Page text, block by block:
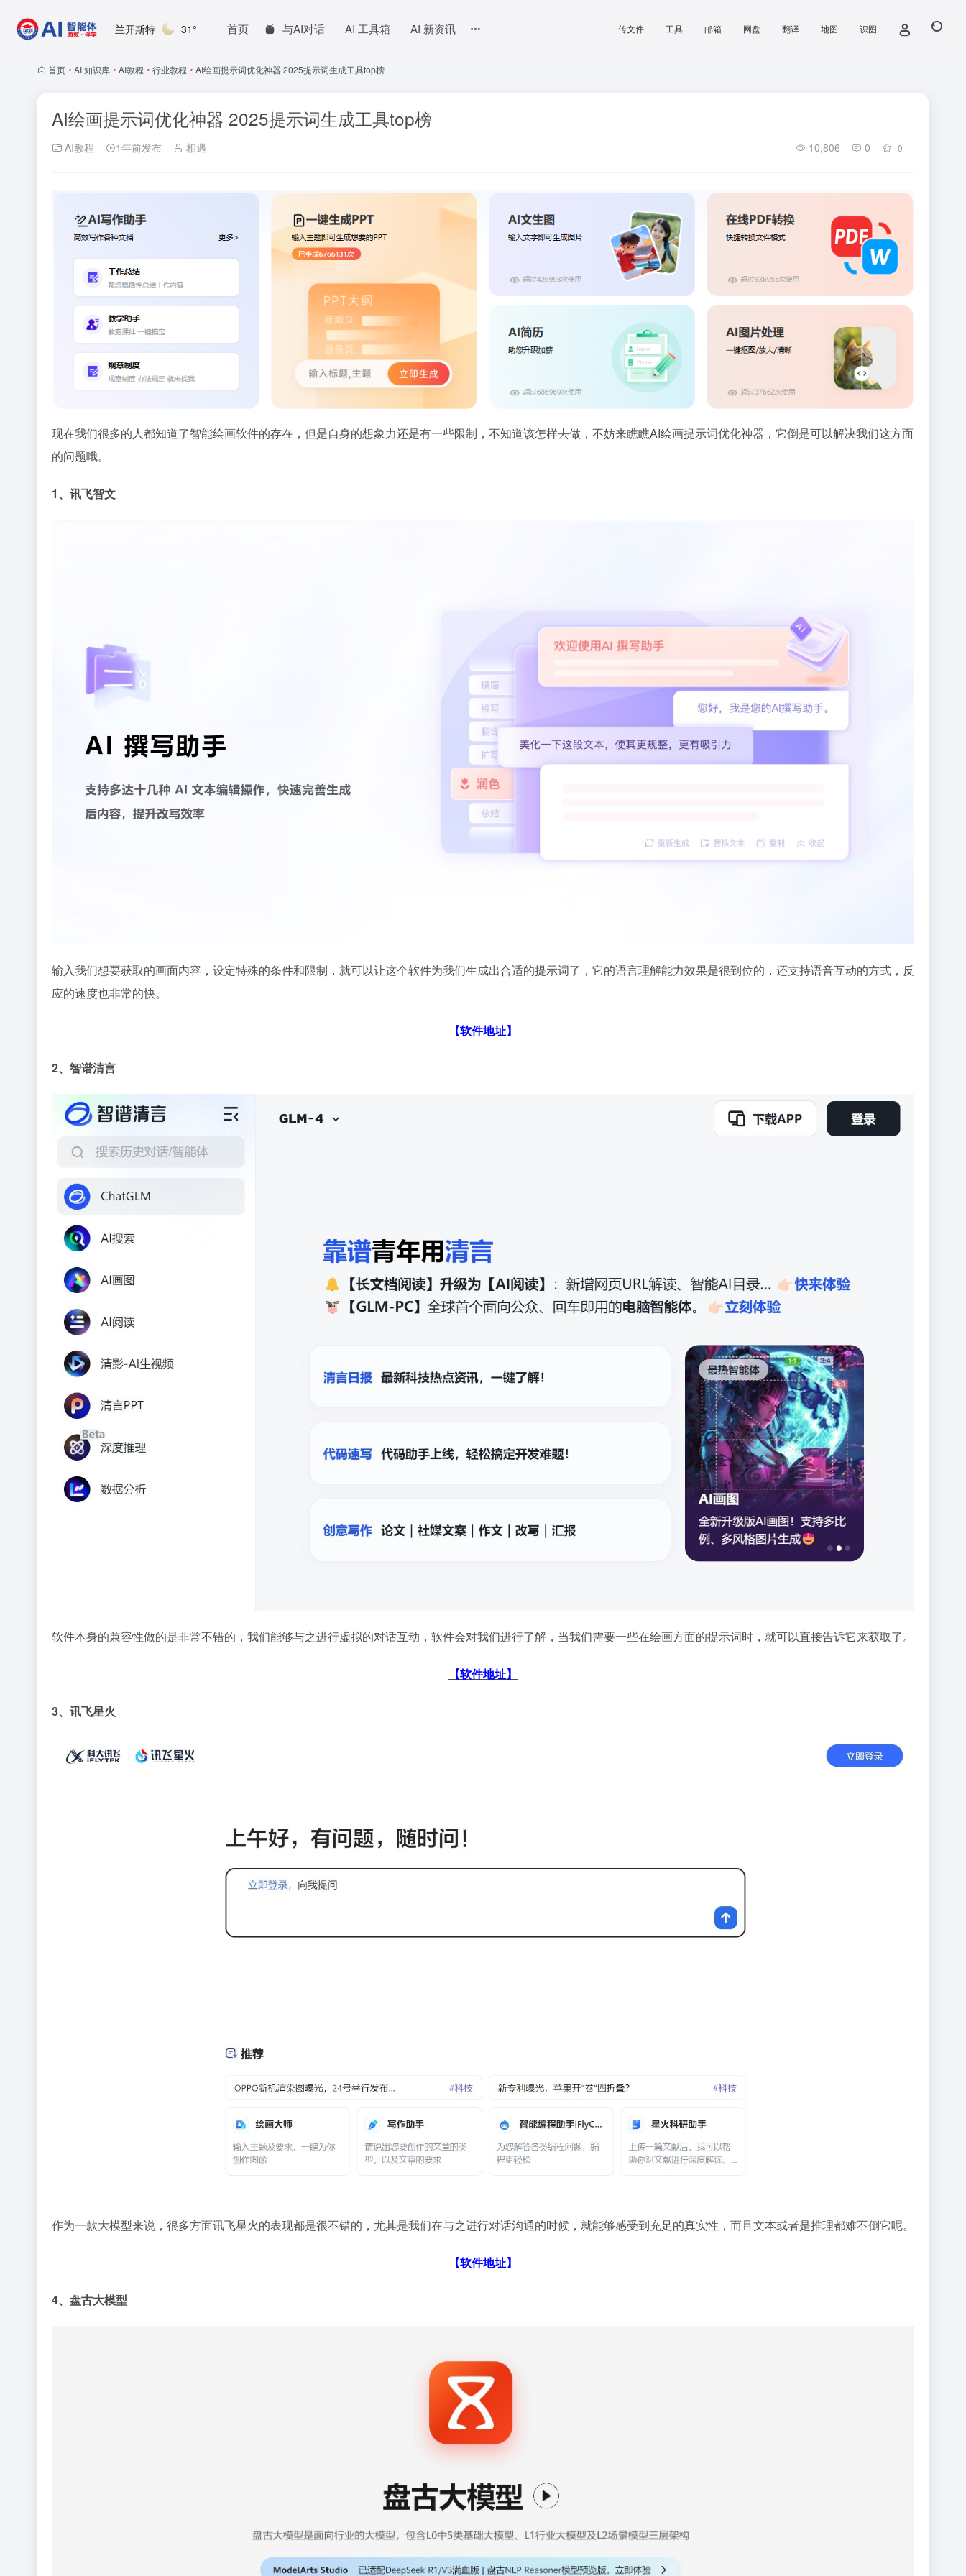
兰开斯特 31° 首页 与AI对话 AI 工具箱 AI 新资讯 传文件 工具 邮箱 网盘 翻译 地图 识图
首页 • AI 知识库 • AI教程 • 行业教程 • AI绘画提示词优化神器 2025提示词生成工具top榜
AI绘画提示词优化神器 2025提示词生成工具top榜
AI教程 1年前发布 相遇 10,806 0 0
现在我们很多的人都知道了智能绘画软件的存在，但是自身的想象力还是有一些限制，不知道该怎样去做，不妨来瞧瞧AI绘画提示词优化神器，它倒是可以解决我们这方面
的问题哦。
1、讯飞智文
输入我们想要获取的画面内容，设定特殊的条件和限制，就可以让这个软件为我们生成出合适的提示词了，它的语言理解能力效果是很到位的，还支持语音互动的方式，反
应的速度也非常的快。
【软件地址】
2、智谱清言
软件本身的兼容性做的是非常不错的，我们能够与之进行虚拟的对话互动，软件会对我们进行了解，当我们需要一些在绘画方面的提示词时，就可以直接告诉它来获取了。
【软件地址】
3、讯飞星火
作为一款大模型来说，很多方面讯飞星火的表现都是很不错的，尤其是我们在与之进行对话沟通的时候，就能够感受到充足的真实性，而且文本或者是推理都难不倒它呢。
【软件地址】
4、盘古大模型